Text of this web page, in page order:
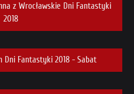
z Wrocławskie Dni Fantastyki
2018
Dni Fantastyki 2018 - Sabat